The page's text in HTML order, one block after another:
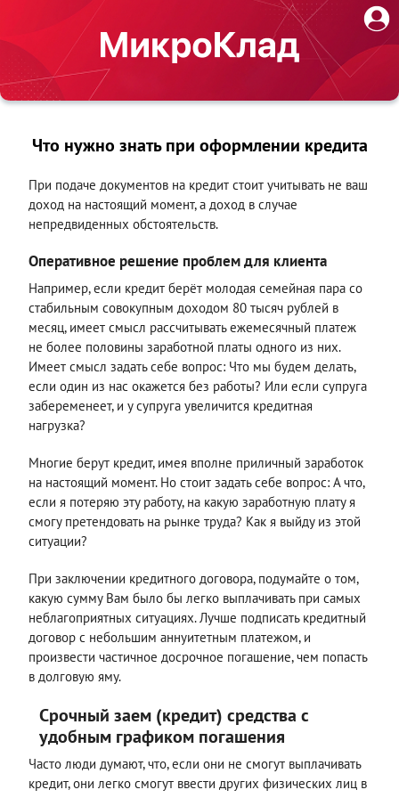
Что нужно знать при оформлении кредита
При подаче документов на кредит стоит учитывать не ваш
доход на настоящий момент, а доход в случае
непредвиденных обстоятельств.
Оперативное решение проблем для клиента
Например, если кредит берёт молодая семейная пара со
стабильным совокупным доходом 80 тысяч рублей в
месяц, имеет смысл рассчитывать ежемесячный платеж
не более половины заработной платы одного из них.
Имеет смысл задать себе вопрос: Что мы будем делать,
если один из нас окажется без работы? Или если супруга
забеременеет, и у супруга увеличится кредитная
нагрузка?
Многие берут кредит, имея вполне приличный заработок
на настоящий момент. Но стоит задать себе вопрос: А что,
если я потеряю эту работу, на какую заработную плату я
смогу претендовать на рынке труда? Как я выйду из этой
ситуации?
При заключении кредитного договора, подумайте о том,
какую сумму Вам было бы легко выплачивать при самых
неблагоприятных ситуациях. Лучше подписать кредитный
договор с небольшим аннуитетным платежом, и
произвести частичное досрочное погашение, чем попасть
в долговую яму.
Срочный заем (кредит) средства с
удобным графиком погашения
Часто люди думают, что, если они не смогут выплачивать
кредит, они легко смогут ввести других физических лиц в